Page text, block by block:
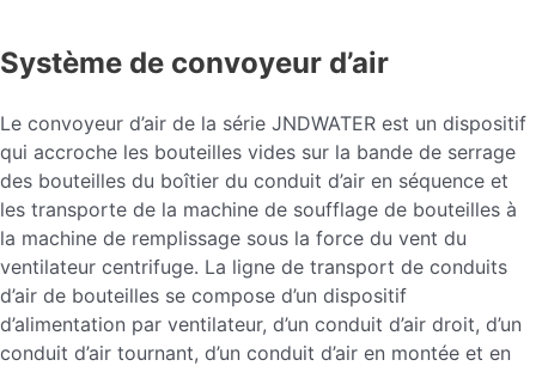
Système de convoyeur d’air
Le convoyeur d’air de la série JNDWATER est un dispositif
qui accroche les bouteilles vides sur la bande de serrage
des bouteilles du boîtier du conduit d’air en séquence et
les transporte de la machine de soufflage de bouteilles à
la machine de remplissage sous la force du vent du
ventilateur centrifuge. La ligne de transport de conduits
d’air de bouteilles se compose d’un dispositif
d’alimentation par ventilateur, d’un conduit d’air droit, d’un
conduit d’air tournant, d’un conduit d’air en montée et en